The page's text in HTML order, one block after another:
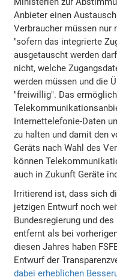
Anbieter einen
Verbraucher müssen nur
"sofern das integrierte
ausgetauscht werden
nicht, welche
werden müssen und die
"freiwillig". Das
Internettelefonie-Daten
zu halten und damit den
Geräts nach Wahl des
können
auch in Zukunft Geräte
Irritierend ist, dass sich
jetzigen Entwurf noch
Bundesregierung und
entfernt als bei
diesen Jahres haben
Entwurf der
dabei erheblichen